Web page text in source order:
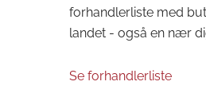
forhandlerliste med
landet - også en nær
Se forhandlerliste